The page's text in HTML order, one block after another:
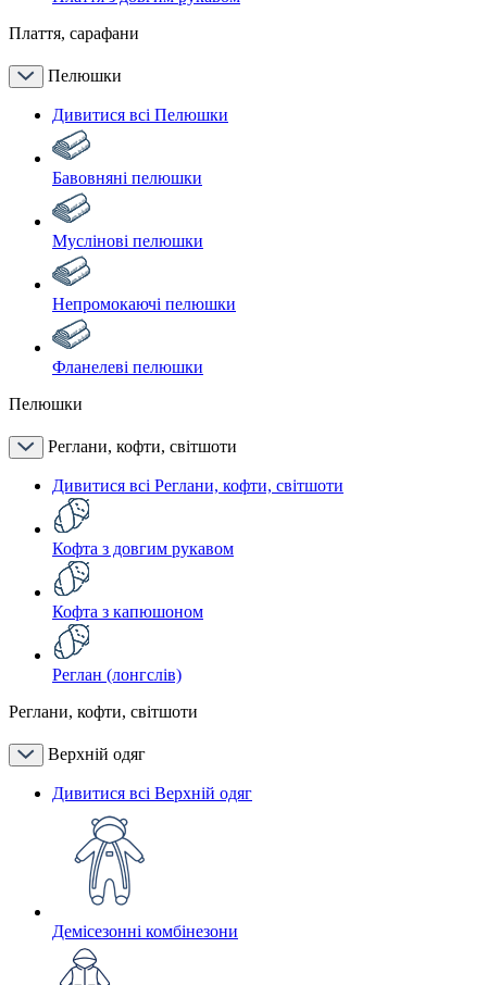
Плаття, сарафани
Пелюшки
Дивитися всі Пелюшки
Бавовняні пелюшки
Муслінові пелюшки
Непромокаючі пелюшки
Фланелеві пелюшки
Пелюшки
Реглани, кофти, світшоти
Дивитися всі Реглани, кофти, світшоти
Кофта з довгим рукавом
Кофта з капюшоном
Реглан (лонгслів)
Реглани, кофти, світшоти
Верхній одяг
Дивитися всі Верхній одяг
Демісезонні комбінезони